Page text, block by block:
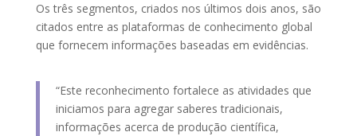
Os três segmentos, criados nos últimos dois anos, são
citados entre as plataformas de conhecimento global
que fornecem informações baseadas em evidências.
“Este reconhecimento fortalece as atividades que
iniciamos para agregar saberes tradicionais,
informações acerca de produção científica,